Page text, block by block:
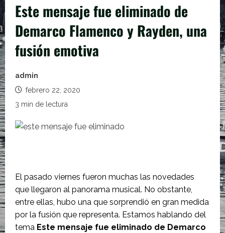
Este mensaje fue eliminado de
Demarco Flamenco y Rayden, una
fusión emotiva
admin
febrero 22, 2020
3 min de lectura
El pasado viernes fueron muchas las novedades
que llegaron al panorama musical. No obstante,
entre ellas, hubo una que sorprendió en gran medida
por la fusión que representa. Estamos hablando del
tema Este mensaje fue eliminado de Demarco